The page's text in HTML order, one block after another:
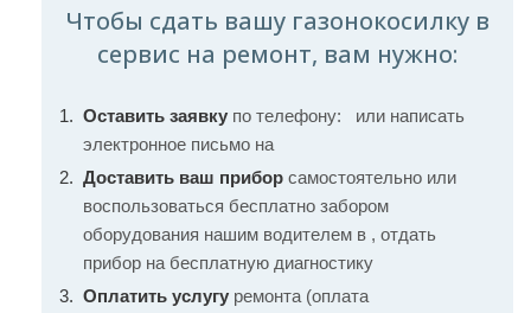
Чтобы сдать вашу газонокосилку в
сервис на ремонт, вам нужно:
Оставить заявку по телефону:
или написать
электронное письмо на
Доставить ваш прибор самостоятельно или
воспользоваться бесплатно забором
оборудования нашим водителем в , отдать
прибор на бесплатную диагностику
Оплатить услугу ремонта (оплата